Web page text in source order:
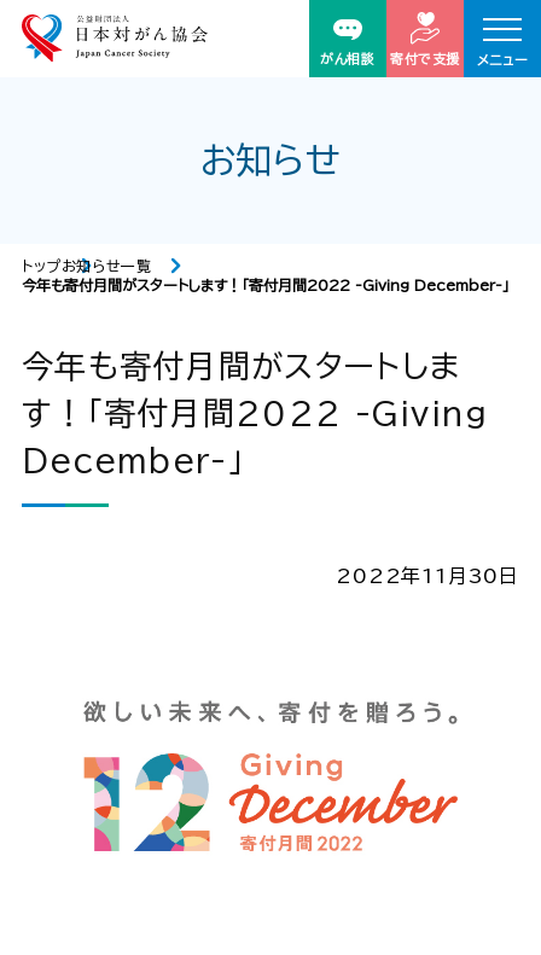
がん相談 寄付で支援 メニュー
お知らせ
トップお知らせ一覧
今年も寄付月間がスタートします！「寄付月間2022 -Giving December-」
今年も寄付月間がスタートしま
す！「寄付月間2022 -Giving
December-」
2022年11月30日